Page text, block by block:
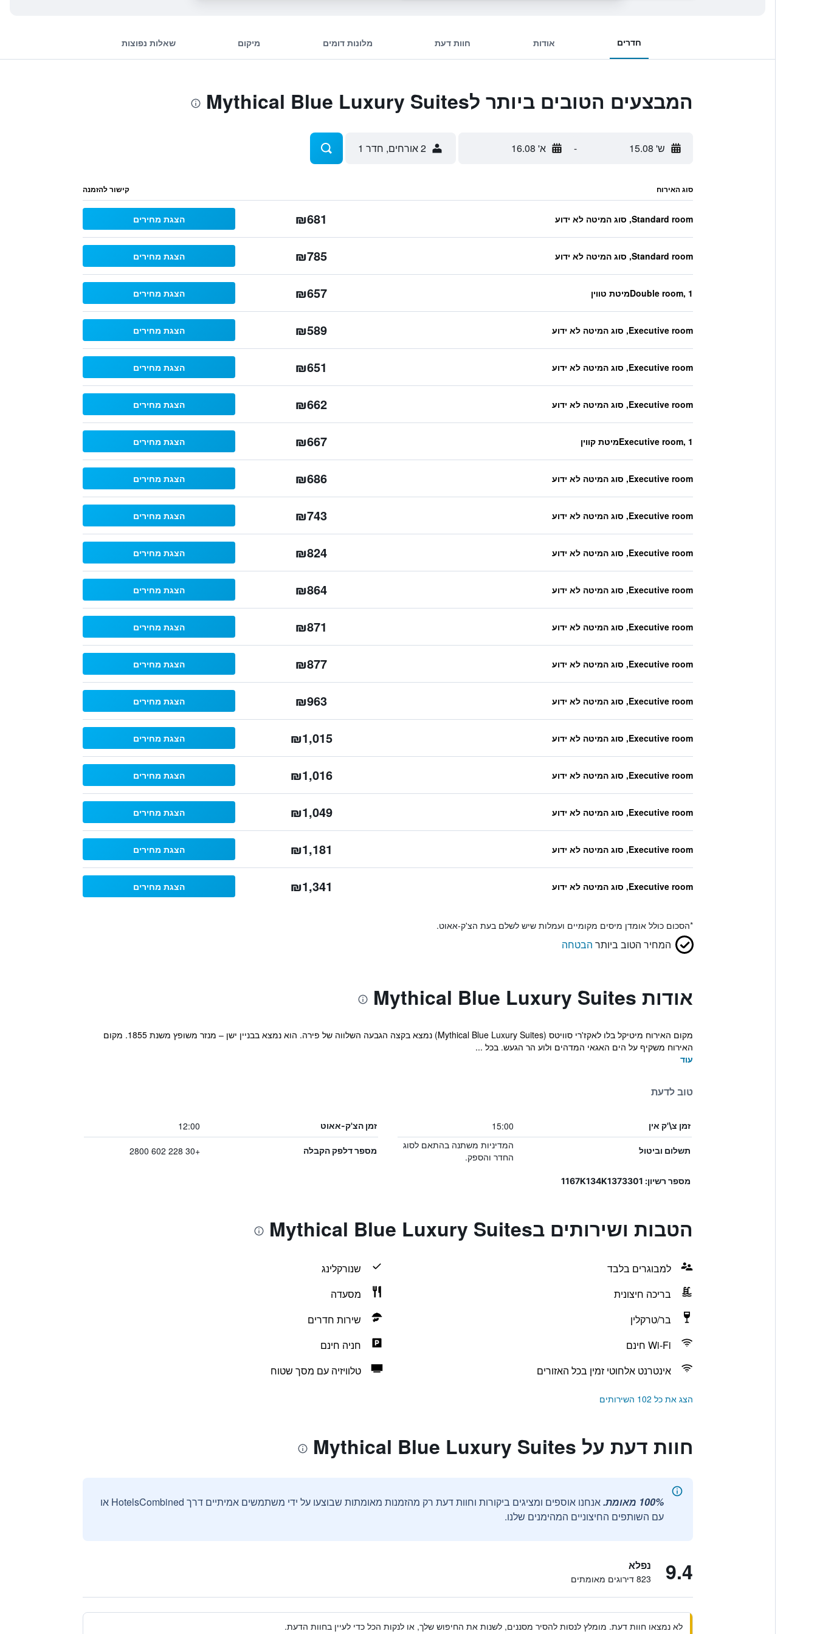
חדרים אודות חוות דעת מלונות דומים מיקום שאלות נפוצות
המבצעים הטובים ביותר לMythical Blue Luxury Suites
ש' 15.08 - א' 16.08 2 אורחים, חדר 1
סוג האירוח קישור להזמנה
Standard room, סוג המיטה לא ידוע ₪681 הצגת מחירים
Standard room, סוג המיטה לא ידוע ₪785 הצגת מחירים
Double room, 1מיטת טווין ₪657 הצגת מחירים
Executive room, סוג המיטה לא ידוע ₪589 הצגת מחירים
Executive room, סוג המיטה לא ידוע ₪651 הצגת מחירים
Executive room, סוג המיטה לא ידוע ₪662 הצגת מחירים
Executive room, 1מיטת קווין ₪667 הצגת מחירים
Executive room, סוג המיטה לא ידוע ₪686 הצגת מחירים
Executive room, סוג המיטה לא ידוע ₪743 הצגת מחירים
Executive room, סוג המיטה לא ידוע ₪824 הצגת מחירים
Executive room, סוג המיטה לא ידוע ₪864 הצגת מחירים
Executive room, סוג המיטה לא ידוע ₪871 הצגת מחירים
Executive room, סוג המיטה לא ידוע ₪877 הצגת מחירים
Executive room, סוג המיטה לא ידוע ₪963 הצגת מחירים
Executive room, סוג המיטה לא ידוע ₪1,015 הצגת מחירים
Executive room, סוג המיטה לא ידוע ₪1,016 הצגת מחירים
Executive room, סוג המיטה לא ידוע ₪1,049 הצגת מחירים
Executive room, סוג המיטה לא ידוע ₪1,181 הצגת מחירים
Executive room, סוג המיטה לא ידוע ₪1,341 הצגת מחירים
*הסכום כולל אומדן מיסים מקומיים ועמלות שיש לשלם בעת הצ'ק-אאוט.
המחיר הטוב ביותר הבטחה
אודות Mythical Blue Luxury Suites
מקום האירוח מיטיקל בלו לאקז'רי סוויטס (Mythical Blue Luxury Suites) נמצא בקצה הגבעה השלווה של פירה. הוא נמצא בבניין ישן – מנזר משופץ משנת 1855. מקום
האירוח משקיף על הים האגאי המדהים ולוע הר הגעש. בכל ...
עוד
טוב לדעת
זמן צ\'ק אין 15:00 זמן הצ'ק-אאוט 12:00
תשלום וביטול
המדיניות משתנה בהתאם לסוג
החדר והספק.
מספר דלפק הקבלה +30 228 602 2800
מספר רשיון: 1167K134K1373301
הטבות ושירותים בMythical Blue Luxury Suites
למבוגרים בלבד
שנורקלינג
בריכה חיצונית
מסעדה
בר/טרקלין
שירות חדרים
Wi-Fi חינם
חניה חינם
אינטרנט אלחוטי זמין בכל האזורים
טלוויזיה עם מסך שטוח
הצג את כל 102 השירותים
חוות דעת על Mythical Blue Luxury Suites
100% מאומת.
אנחנו אוספים ומציגים ביקורות וחוות דעת רק מהזמנות מאומתות שבוצעו על ידי משתמשים אמיתיים דרך HotelsCombined או
עם השותפים החיצוניים המהימנים שלנו.
9.4 נפלא
823 דירוגים מאומתים
לא נמצאו חוות דעת. מומלץ לנסות להסיר מסננים, לשנות את החיפוש שלך, או לנקות הכל כדי לעיין בחוות הדעת.